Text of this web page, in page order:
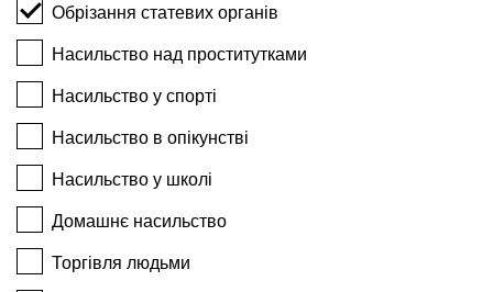
Обрізання статевих органів
Насильство над проститутками
Насильство у спорті
Насильство в опікунстві
Насильство у школі
Домашнє насильство
Торгівля людьми